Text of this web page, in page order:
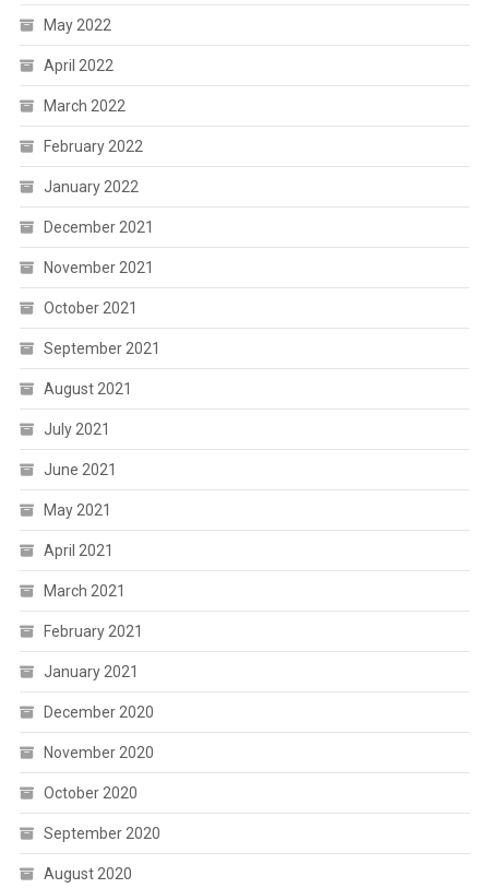
May 2022
April 2022
March 2022
February 2022
January 2022
December 2021
November 2021
October 2021
September 2021
August 2021
July 2021
June 2021
May 2021
April 2021
March 2021
February 2021
January 2021
December 2020
November 2020
October 2020
September 2020
August 2020